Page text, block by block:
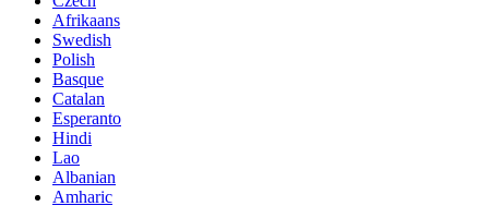
Afrikaans
Swedish
Polish
Basque
Catalan
Esperanto
Hindi
Lao
Albanian
Amharic